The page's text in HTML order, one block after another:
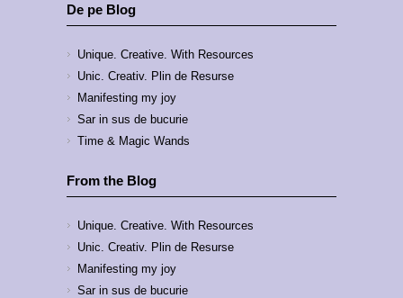
De pe Blog
Unique. Creative. With Resources
Unic. Creativ. Plin de Resurse
Manifesting my joy
Sar in sus de bucurie
Time & Magic Wands
From the Blog
Unique. Creative. With Resources
Unic. Creativ. Plin de Resurse
Manifesting my joy
Sar in sus de bucurie